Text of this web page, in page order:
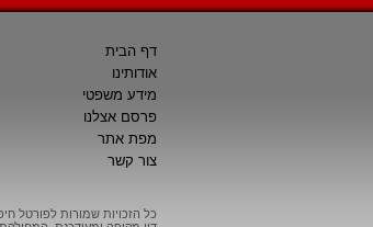
דף הבית
אודותינו
מידע משפטי
פרסם אצלנו
מפת אתר
צור קשר
כל הזכויות שמורות לפורטל